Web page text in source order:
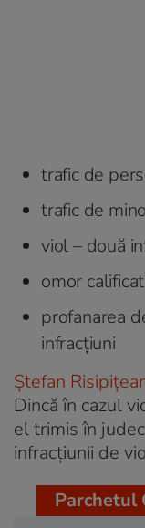
trafic de
trafic de
viol – două
omor
profanarea
infracţiuni
Ștefan
Dincă în cazul
el trimis în
infracțiunii de
Parchetul